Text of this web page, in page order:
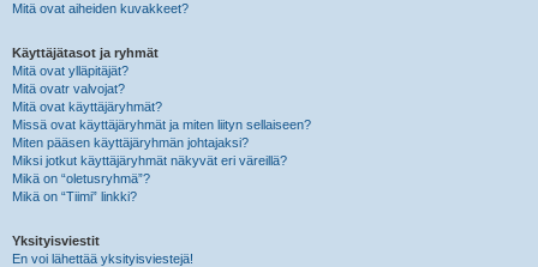
Mitä ovat aiheiden kuvakkeet?
Käyttäjätasot ja ryhmät
Mitä ovat ylläpitäjät?
Mitä ovatr valvojat?
Mitä ovat käyttäjäryhmät?
Missä ovat käyttäjäryhmät ja miten liityn sellaiseen?
Miten pääsen käyttäjäryhmän johtajaksi?
Miksi jotkut käyttäjäryhmät näkyvät eri väreillä?
Mikä on “oletusryhmä”?
Mikä on “Tiimi” linkki?
Yksityisviestit
En voi lähettää yksityisviestejä!